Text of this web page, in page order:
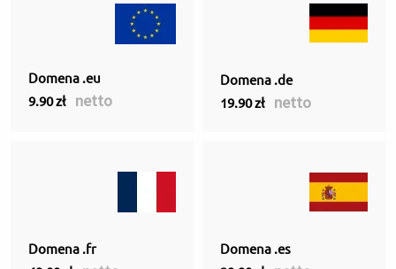
Domena .eu
9.90 zł
netto
Domena .de
19.90 zł
netto
Domena .fr
Domena .es